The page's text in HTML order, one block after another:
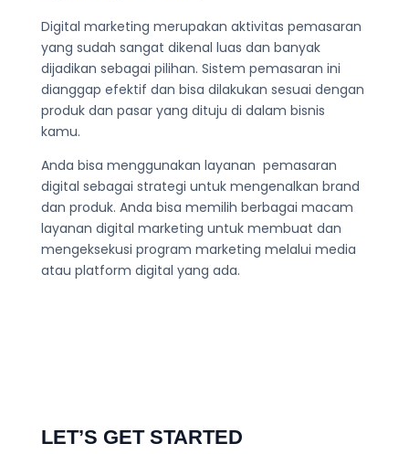
Digital marketing merupakan aktivitas pemasaran
yang sudah sangat dikenal luas dan banyak
dijadikan sebagai pilihan. Sistem pemasaran ini
dianggap efektif dan bisa dilakukan sesuai dengan
produk dan pasar yang dituju di dalam bisnis
kamu.
Anda bisa menggunakan layanan pemasaran
digital sebagai strategi untuk mengenalkan brand
dan produk. Anda bisa memilih berbagai macam
layanan digital marketing untuk membuat dan
mengeksekusi program marketing melalui media
atau platform digital yang ada.
LET’S GET STARTED